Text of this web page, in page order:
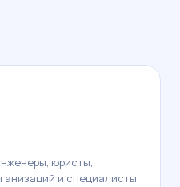
юристы,
и специалисты,